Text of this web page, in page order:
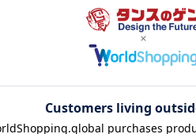
他にもおすすめの商品を取
当店をご利用くださいませ。
製品説明